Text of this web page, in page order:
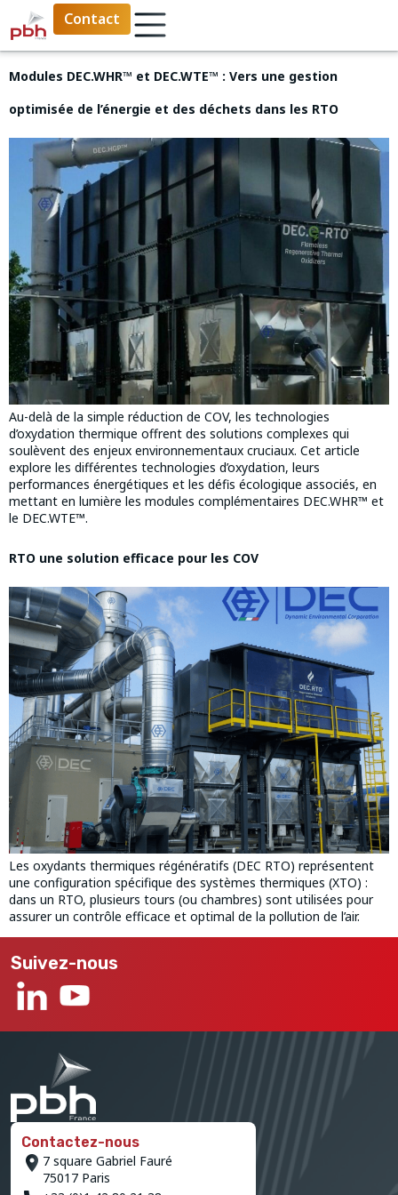
Contact
Modules DEC.WHR™ et DEC.WTE™ : Vers une gestion
optimisée de l’énergie et des déchets dans les RTO
Au-delà de la simple réduction de COV, les technologies
d’oxydation thermique offrent des solutions complexes qui
soulèvent des enjeux environnementaux cruciaux. Cet article
explore les différentes technologies d’oxydation, leurs
performances énergétiques et les défis écologique associés, en
mettant en lumière les modules complémentaires DEC.WHR™ et
le DEC.WTE™.
RTO une solution efficace pour les COV
Les oxydants thermiques régénératifs (DEC RTO) représentent
une configuration spécifique des systèmes thermiques (XTO) :
dans un RTO, plusieurs tours (ou chambres) sont utilisées pour
assurer un contrôle efficace et optimal de la pollution de l’air.
Suivez-nous
Contactez-nous
7 square Gabriel Fauré
75017 Paris